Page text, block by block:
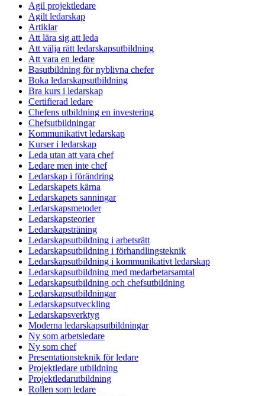
Agil projektledare
Agilt ledarskap
Artiklar
Att lära sig att leda
Att välja rätt ledarskapsutbildning
Att vara en ledare
Basutbildning för nyblivna chefer
Boka ledarskapsutbildning
Bra kurs i ledarskap
Certifierad ledare
Chefens utbildning en investering
Chefsutbildningar
Kommunikativt ledarskap
Kurser i ledarskap
Leda utan att vara chef
Ledare men inte chef
Ledarskap i förändring
Ledarskapets kärna
Ledarskapets sanningar
Ledarskapsmetoder
Ledarskapsteorier
Ledarskapsträning
Ledarskapsutbildning i arbetsrätt
Ledarskapsutbildning i förhandlingsteknik
Ledarskapsutbildning i kommunikativt ledarskap
Ledarskapsutbildning med medarbetarsamtal
Ledarskapsutbildning och chefsutbildning
Ledarskapsutbildningar
Ledarskapsutveckling
Ledarskapsverktyg
Moderna ledarskapsutbildningar
Ny som arbetsledare
Ny som chef
Presentationsteknik för ledare
Projektledare utbildning
Projektledarutbildning
Rollen som ledare